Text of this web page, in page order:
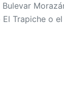
Bulevar
Trapiche o